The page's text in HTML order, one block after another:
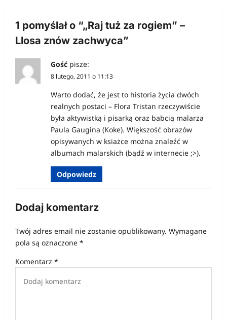
j
a
i
1 pomyślał o “„Raj tuż za rogiem” –
Llosa znów zachwyca”
Gość pisze:
8 lutego, 2011 o 11:13
Warto dodać, że jest to historia życia dwóch
realnych postaci – Flora Tristan rzeczywiście
była aktywistką i pisarką oraz babcią malarza
Paula Gaugina (Koke). Większość obrazów
opisywanych w ksiażce można znaleźć w
albumach malarskich (bądź w internecie ;>).
Odpowiedz
Dodaj komentarz
Twój adres email nie zostanie opublikowany. Wymagane
pola są oznaczone *
Komentarz *